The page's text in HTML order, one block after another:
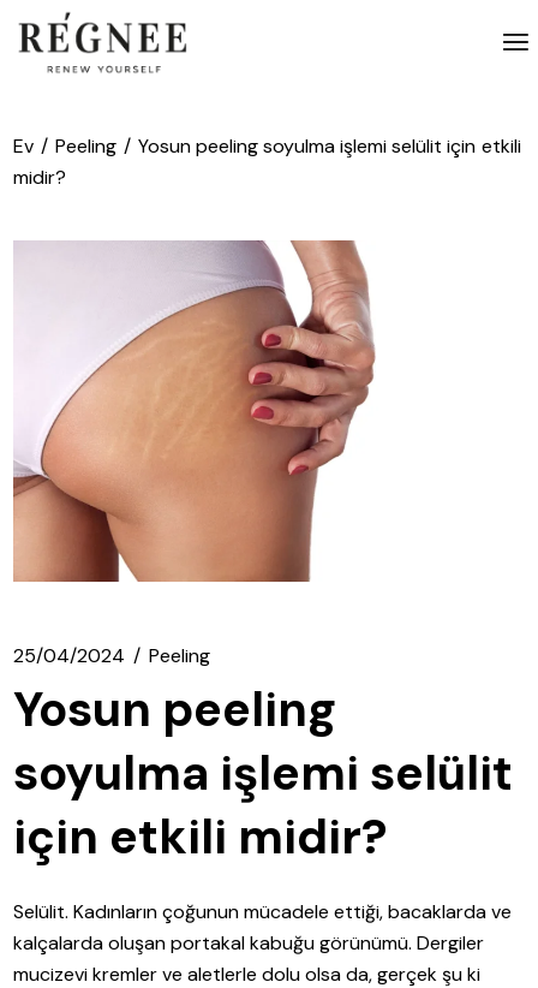
atla
Ev Peeling
Yosun peeling soyulma işlemi selülit için etkili
midir?
25/04/2024 Peeling
Yosun peeling
soyulma işlemi selülit
için etkili midir?
Selülit. Kadınların çoğunun mücadele ettiği, bacaklarda ve
kalçalarda oluşan portakal kabuğu görünümü. Dergiler
mucizevi kremler ve aletlerle dolu olsa da, gerçek şu ki